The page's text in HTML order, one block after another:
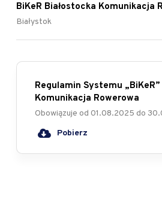
BiKeR Białostocka Komunikacja
Białystok
Regulamin Systemu
Komunikacja Rowerowa
Obowiązuje od 01.08.2025 do
Pobierz